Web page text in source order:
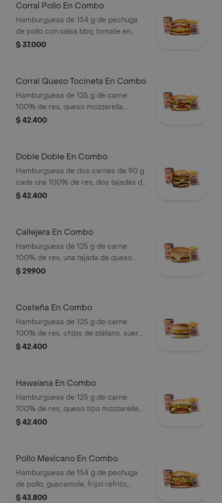
Corral Pollo En Combo
Hamburguesa de 154 g de pechuga
de pollo con salsa bbq, tomate en
rodajas, cebolla en rodajas, lechuga y
$ 37.000
Corral Queso Tocineta En Combo
Hamburguesa de 125 g de carne
100% de res, queso mozzarella,
tocineta, tomate en rodajas, cebolla
bebida
$ 42.400
Doble Doble En Combo
Hamburguesa de dos carnes de 90 g
cada una 100% de res, dos tajadas de
queso tipo mozzarella, cebolla grillé,
cascos) + bebida PET
$ 42.400
Callejera En Combo
Hamburguesa de 125 g de carne
100% de res, una tajada de queso
tipo mozzarella, papas callejera, salsa
+ bebida PET
$ 29.900
Costeña En Combo
Hamburguesa de 125 g de carne
100% de res, chips de plátano, suero,
queso costeño rallado y salsa blanca
$ 42.400
Hawaiana En Combo
Hamburguesa de 125 g de carne
100% de res, queso tipo mozzarella,
piña, lechuga, salsa blanca y salsa de
pet
$ 42.400
Pollo Mexicano En Combo
Hamburguesa de 154 g de pechuga
de pollo, guacamole, frijol refrito,
tortillas de maíz, tomate, lechuga y
$ 43.800